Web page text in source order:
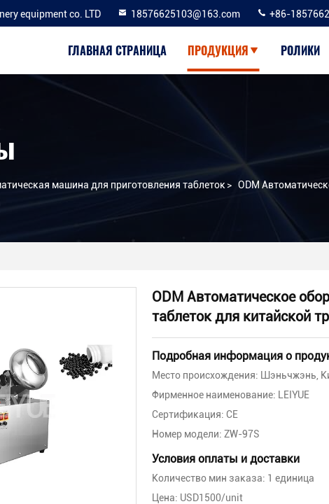
equipment co. LTD 18576625103@163.com +86-
ГЛАВНАЯ СТРАНИЦА ПРОДУКЦИЯ РОЛИКИ
машина для приготовления таблеток > ODM
ODM Автоматическое
таблеток для китайской
Подробная информация о
Место происхождения: Шэньчжэнь,
Фирменное наименование: LEIYUE
Сертификация: CE
Номер модели: ZW-97S
Условия оплаты и доставки
Количество мин заказа: 1 единица
Цена: USD1500/unit